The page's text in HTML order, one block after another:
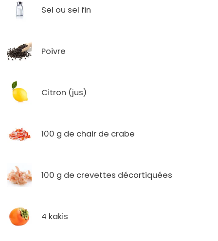
Sel ou sel fin
Poivre
Citron (jus)
100 g de chair de crabe
100 g de crevettes décortiquées
4 kakis